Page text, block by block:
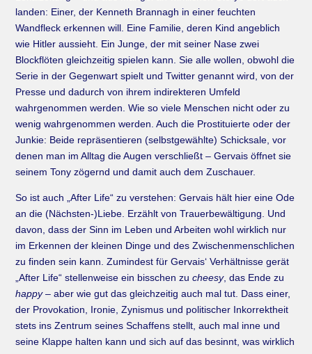
landen: Einer, der Kenneth Brannagh in einer feuchten
Wandfleck erkennen will. Eine Familie, deren Kind angeblich
wie Hitler aussieht. Ein Junge, der mit seiner Nase zwei
Blockflöten gleichzeitig spielen kann. Sie alle wollen, obwohl die
Serie in der Gegenwart spielt und Twitter genannt wird, von der
Presse und dadurch von ihrem indirekteren Umfeld
wahrgenommen werden. Wie so viele Menschen nicht oder zu
wenig wahrgenommen werden. Auch die Prostituierte oder der
Junkie: Beide repräsentieren (selbstgewählte) Schicksale, vor
denen man im Alltag die Augen verschließt – Gervais öffnet sie
seinem Tony zögernd und damit auch dem Zuschauer.
So ist auch „After Life“ zu verstehen: Gervais hält hier eine Ode
an die (Nächsten-)Liebe. Erzählt von Trauerbewältigung. Und
davon, dass der Sinn im Leben und Arbeiten wohl wirklich nur
im Erkennen der kleinen Dinge und des Zwischenmenschlichen
zu finden sein kann. Zumindest für Gervais‘ Verhältnisse gerät
„After Life“ stellenweise ein bisschen zucheesy, das Ende zu
happy– aber wie gut das gleichzeitig auch mal tut. Dass einer,
der Provokation, Ironie, Zynismus und politischer Inkorrektheit
stets ins Zentrum seines Schaffens stellt, auch mal inne und
seine Klappe halten kann und sich auf das besinnt, was wirklich